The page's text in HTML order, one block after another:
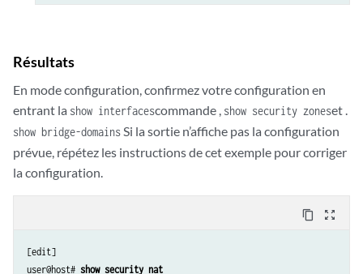
Résultats
En mode configuration, confirmez votre configuration en
entrant la show interfacescommande , show security zoneset .
show bridge-domains Si la sortie n’affiche pas la configuration
prévue, répétez les instructions de cet exemple pour corriger
la configuration.
content_copy zoom_out_map
[edit]
user@host# show security nat